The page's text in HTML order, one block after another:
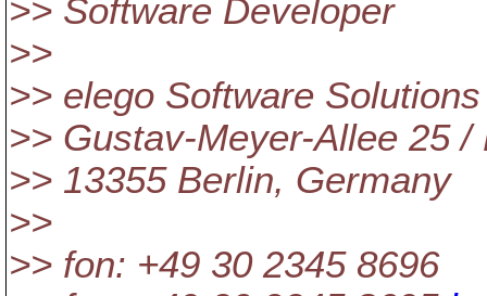
>> Software Developer
>>
>> elego Software
>> Gustav-Meyer-Allee 25 /
>> 13355 Berlin, Germany
>>
>> fon: +49 30 2345 8696